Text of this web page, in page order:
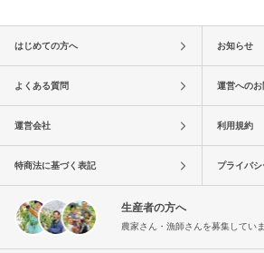
はじめての方へ お知らせ
よくある質問 運営への
運営会社 利用規約
特商法に基づく表記 プライバ
生産者の方へ
農家さん・漁師さんを募集してい